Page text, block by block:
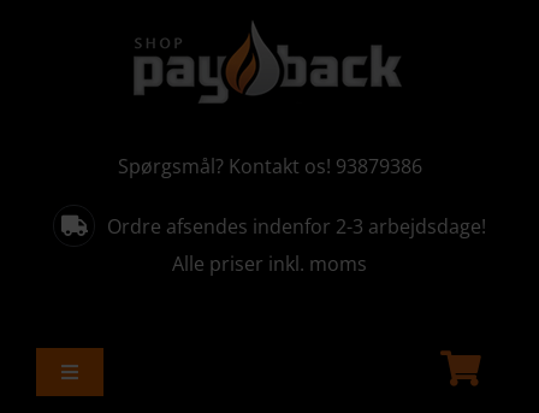
Spørgsmål? Kontakt os! 93879386
Ordre afsendes indenfor 2-3 arbejdsdage!
Alle priser inkl. moms
Toggle